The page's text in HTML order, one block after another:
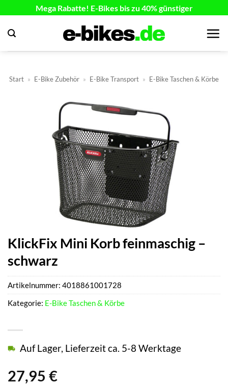
springen
Mega Rabatte! E-Bikes bis zu 40% günstiger
Start » E-Bike Zubehör » E-Bike Transport » E-Bike Taschen & Körbe
KlickFix Mini Korb feinmaschig –
schwarz
27,95 €
Auf Lager, Lieferzeit ca. 5-8 Werktage
Artikelnummer: 4018861001728
Kategorie: E-Bike Taschen & Körbe